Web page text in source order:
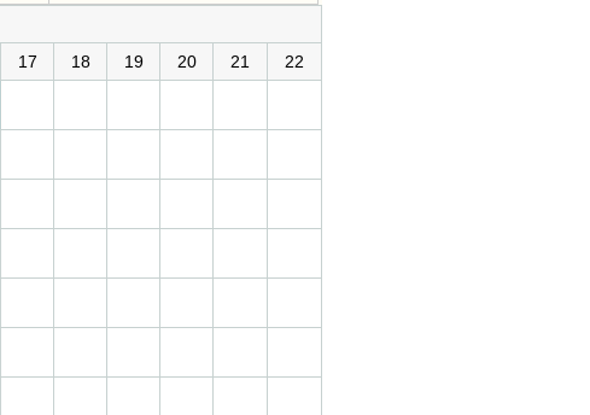
17 18 19 20 21 22